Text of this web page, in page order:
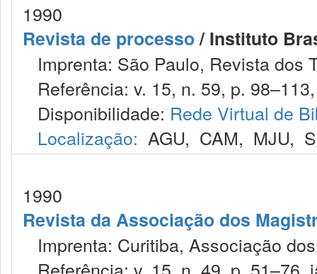
1990
Revista de processo/ Instituto
Imprenta: São Paulo, Revista dos
Referência: v. 15, n. 59, p.
Disponibilidade: Rede Virtual de
Localização: AGU, CAM, MJU,
1990
Revista da Associação dos
Imprenta: Curitiba, Associação